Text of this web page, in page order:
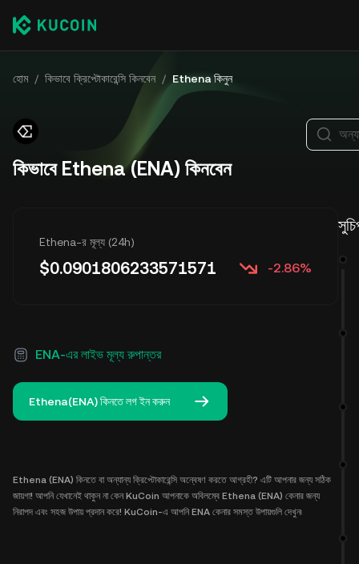
হোম / কিভাবে ক্রিপ্টোকারেন্সি কিনবেন / Ethena কিনুন
কিভাবে Ethena (ENA) কিনবেন
Ethena-র মূল্য (24h)
$0.0901806233571571 -2.86%
ENA-এর লাইভ মূল্য রুপান্তর
Ethena(ENA) কিনতে লগ ইন করুন
Ethena (ENA) কিনতে বা অন্যান্য ক্রিপ্টোকারেন্সি অন্বেষণ করতে আগ্রহী? এটি আপনার জন্য সঠিক
জায়গা! আপনি যেখানেই থাকুন না কেন KuCoin আপনাকে অবিলম্বে Ethena (ENA) কেনার জন্য
নিরাপদ এবং সহজ উপায় প্রদান করে! KuCoin-এ আপনি ENA কেনার সমস্ত উপায়গুলি দেখুন৷